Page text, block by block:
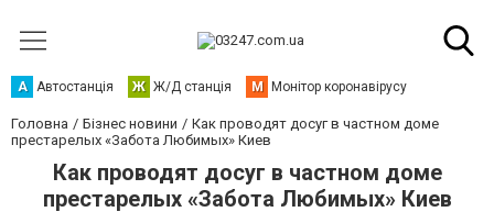
А Автостанція Ж Ж/Д станція М Монітор коронавірусу
Головна Бізнес новини
Как проводят досуг в частном доме
престарелых «Забота Любимых» Киев
Как проводят досуг в частном доме
престарелых «Забота Любимых» Киев